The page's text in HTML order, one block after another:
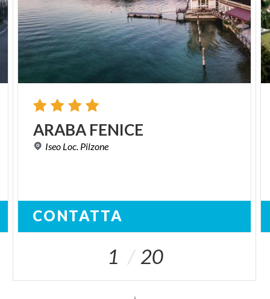
ARABA FENICE
Iseo Loc. Pilzone
CONTATTA
1 20